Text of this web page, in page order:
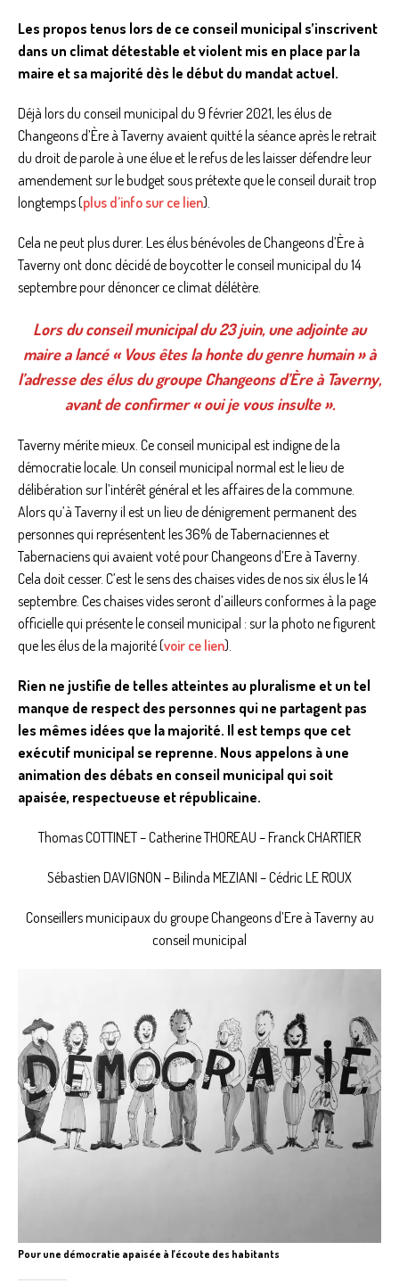
Les propos tenus lors de ce conseil municipal s’inscrivent
dans un climat détestable et violent mis en place par la
maire et sa majorité dès le début du mandat actuel.
Déjà lors du conseil municipal du 9 février 2021, les élus de
Changeons d’Ère à Taverny avaient quitté la séance après le retrait
du droit de parole à une élue et le refus de les laisser défendre leur
amendement sur le budget sous prétexte que le conseil durait trop
longtemps (plus d’info sur ce lien).
Cela ne peut plus durer. Les élus bénévoles de Changeons d’Ère à
Taverny ont donc décidé de boycotter le conseil municipal du 14
septembre pour dénoncer ce climat délétère.
Lors du conseil municipal du 23 juin, une adjointe au
maire a lancé « Vous êtes la honte du genre humain » à
l’adresse des élus du groupe Changeons d’Ère à Taverny,
avant de confirmer « oui je vous insulte ».
Taverny mérite mieux. Ce conseil municipal est indigne de la
démocratie locale. Un conseil municipal normal est le lieu de
délibération sur l’intérêt général et les affaires de la commune.
Alors qu’à Taverny il est un lieu de dénigrement permanent des
personnes qui représentent les 36% de Tabernaciennes et
Tabernaciens qui avaient voté pour Changeons d’Ere à Taverny.
Cela doit cesser. C’est le sens des chaises vides de nos six élus le 14
septembre. Ces chaises vides seront d’ailleurs conformes à la page
officielle qui présente le conseil municipal : sur la photo ne figurent
que les élus de la majorité (voir ce lien).
Rien ne justifie de telles atteintes au pluralisme et un tel
manque de respect des personnes qui ne partagent pas
les mêmes idées que la majorité. Il est temps que cet
exécutif municipal se reprenne. Nous appelons à une
animation des débats en conseil municipal qui soit
apaisée, respectueuse et républicaine.
Thomas COTTINET – Catherine THOREAU – Franck CHARTIER
Sébastien DAVIGNON – Bilinda MEZIANI – Cédric LE ROUX
Conseillers municipaux du groupe Changeons d’Ere à Taverny au
conseil municipal
Pour une démocratie apaisée à l’écoute des habitants